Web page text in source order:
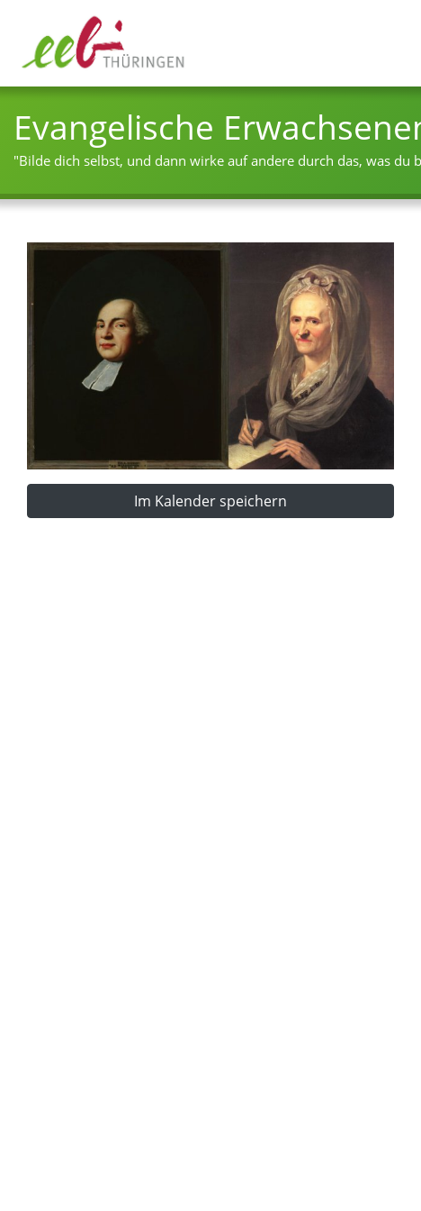
Evangelische
"Bilde dich selbst, und dann wirke auf andere durch das, was du
Im Kalender speichern